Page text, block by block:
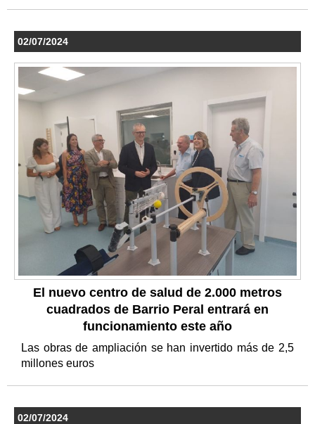
02/07/2024
El nuevo centro de salud de 2.000 metros
cuadrados de Barrio Peral entrará en
funcionamiento este año
Las obras de ampliación se han invertido más de 2,5
millones euros
02/07/2024